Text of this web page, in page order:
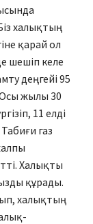
халық­тың
қарай ол
шешіп келе
деңгейі 95
Осы жылы 30
11 елді
газ
Халықты
құрады.
халықтың